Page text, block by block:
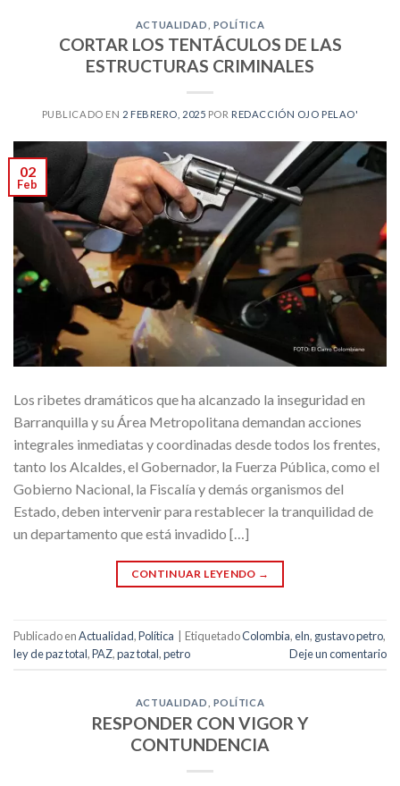
ACTUALIDAD POLÍTICA
CORTAR LOS TENTÁCULOS DE LAS
ESTRUCTURAS CRIMINALES
PUBLICADO EN 2 FEBRERO, 2025 POR REDACCIÓN OJO PELAO'
02
Feb
Los ribetes dramáticos que ha alcanzado la inseguridad en
Barranquilla y su Área Metropolitana demandan acciones
integrales inmediatas y coordinadas desde todos los frentes,
tanto los Alcaldes, el Gobernador, la Fuerza Pública, como el
Gobierno Nacional, la Fiscalía y demás organismos del
Estado, deben intervenir para restablecer la tranquilidad de
un departamento que está invadido […]
CONTINUAR LEYENDO →
Publicado enActualidad,Política EtiquetadoColombia,eln, gustavo petro,
ley de paz total,PAZ,paz total,petro Deje un comentario
ACTUALIDAD POLÍTICA
RESPONDER CON VIGOR Y
CONTUNDENCIA